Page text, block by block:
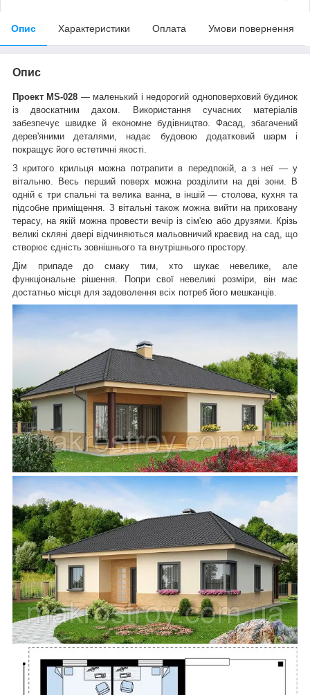
Опис Характеристики Оплата Умови повернення
Опис
Проект MS-028 — маленький і недорогий одноповерховий будинок
із двоскатним дахом. Використання сучасних матеріалів
забезпечує швидке й економне будівництво. Фасад, збагачений
дерев'яними деталями, надає будовою додатковий шарм і
покращує його естетичні якості.
З критого крильця можна потрапити в передпокій, а з неї — у
вітальню. Весь перший поверх можна розділити на дві зони. В
одній є три спальні та велика ванна, в іншій — столова, кухня та
підсобне приміщення. З вітальні також можна вийти на приховану
терасу, на якій можна провести вечір із сім'єю або друзями. Крізь
великі скляні двері відчиняються мальовничий краєвид на сад, що
створює єдність зовнішнього та внутрішнього простору.
Дім припаде до смаку тим, хто шукає невелике, але
функціональне рішення. Попри свої невеликі розміри, він має
достатньо місця для задоволення всіх потреб його мешканців.